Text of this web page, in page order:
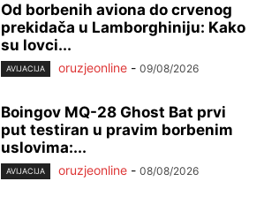
Od borbenih aviona do crvenog
prekidača u Lamborghiniju: Kako
su lovci...
AVIJACIJA oruzjeonline - 09/08/2026
Boingov MQ-28 Ghost Bat prvi
put testiran u pravim borbenim
uslovima:...
AVIJACIJA oruzjeonline - 08/08/2026